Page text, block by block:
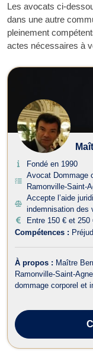
Les avocats ci-
dans une autre
pleinement
actes nécessaires à
Fondé en 1990
Avocat Dommage
Ramonville-Saint-
Accepte l’aide
indemnisation des
Entre 150 € et 250
Compétences :
À propos : Maître
Ramonville-Saint-
dommage corporel et
divorce pour fau...